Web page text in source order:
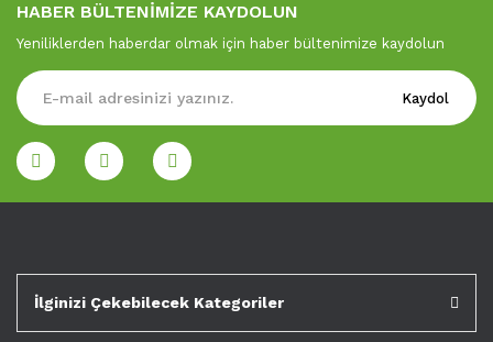
HABER BÜLTENİMİZE KAYDOLUN
Yeniliklerden haberdar olmak için haber bültenimize kaydolun
Kaydol
İlginizi Çekebilecek Kategoriler